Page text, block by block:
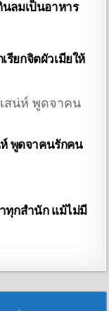
ลมเป็นอาหาร
รียกจิตผัวเมียให้
ห์ พูดจาคนรักคน
ทุกสำนัก แม้ไม่มี